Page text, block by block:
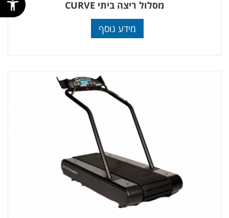
מסלול ריצה ביתי CURVE
מידע נוסף